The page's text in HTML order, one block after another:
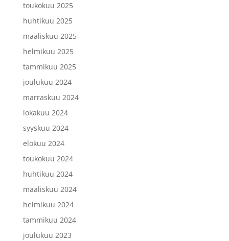
toukokuu 2025
huhtikuu 2025
maaliskuu 2025
helmikuu 2025
tammikuu 2025
joulukuu 2024
marraskuu 2024
lokakuu 2024
syyskuu 2024
elokuu 2024
toukokuu 2024
huhtikuu 2024
maaliskuu 2024
helmikuu 2024
tammikuu 2024
joulukuu 2023